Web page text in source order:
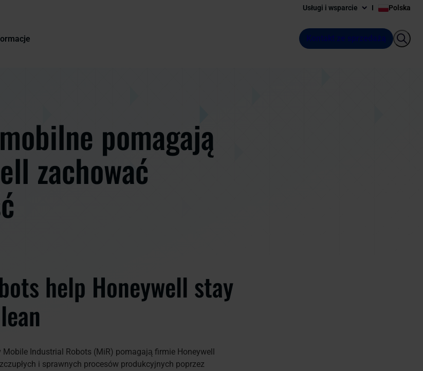
Usługi i wsparcie Polska
Kontakt ze sprzedażą
pomagają
zachować
help Honeywell stay
Industrial Robots (MiR) pomagają firmie Honeywell
i sprawnych procesów produkcyjnych poprzez